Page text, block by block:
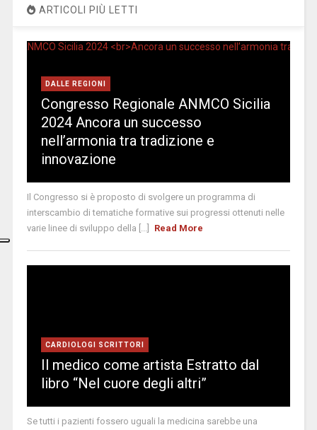
ARTICOLI PIÙ LETTI
DALLE REGIONI
Congresso Regionale ANMCO Sicilia
2024 Ancora un successo
nell’armonia tra tradizione e
innovazione
Il Congresso si è proposto di svolgere un programma di
interscambio di tematiche formative sui progressi ottenuti nelle
varie linee di sviluppo della [...]
Read More
CARDIOLOGI SCRITTORI
Il medico come artista Estratto dal
libro “Nel cuore degli altri”
Se tutti i pazienti fossero uguali la medicina sarebbe una